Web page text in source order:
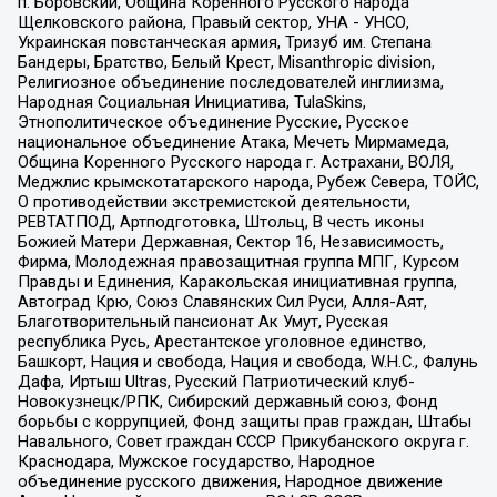
Щелковского района, Правый сектор, УНА - УНСО,
Украинская повстанческая армия, Тризуб им. Степана
Бандеры, Братство, Белый Крест, Misanthropic division,
Религиозное объединение последователей инглиизма,
Народная Социальная Инициатива, TulaSkins,
Этнополитическое объединение Русские, Русское
национальное объединение Атака, Мечеть Мирмамеда,
Община Коренного Русского народа г. Астрахани, ВОЛЯ,
Меджлис крымскотатарского народа, Рубеж Севера, ТОЙС,
О противодействии экстремистской деятельности,
РЕВТАТПОД, Артподготовка, Штольц, В честь иконы
Божией Матери Державная, Сектор 16, Независимость,
Фирма, Молодежная правозащитная группа МПГ, Курсом
Правды и Единения, Каракольская инициативная группа,
Автоград Крю, Союз Славянских Сил Руси, Алля-Аят,
Благотворительный пансионат Ак Умут, Русская
республика Русь, Арестантское уголовное единство,
Башкорт, Нация и свобода, Нация и свобода, W.H.С., Фалунь
Дафа, Иртыш Ultras, Русский Патриотический клуб-
Новокузнецк/РПК, Сибирский державный союз, Фонд
борьбы с коррупцией, Фонд защиты прав граждан, Штабы
Навального, Совет граждан СССР Прикубанского округа г.
Краснодара, Мужское государство, Народное
объединение русского движения, Народное движение